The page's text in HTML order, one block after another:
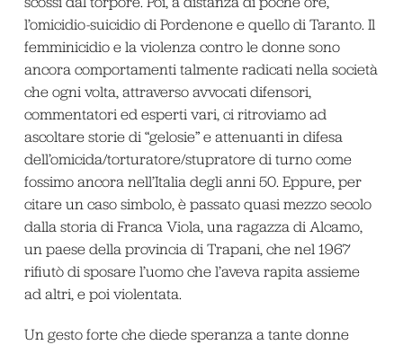
l’omicidio-suicidio di Pordenone e quello di Taranto. Il
femminicidio e la violenza contro le donne sono
ancora comportamenti talmente radicati nella società
che ogni volta, attraverso avvocati difensori,
commentatori ed esperti vari, ci ritroviamo ad
ascoltare storie di “gelosie” e attenuanti in difesa
dell’omicida/torturatore/stupratore di turno come
fossimo ancora nell’Italia degli anni 50. Eppure, per
citare un caso simbolo, è passato quasi mezzo secolo
dalla storia di Franca Viola, una ragazza di Alcamo,
un paese della provincia di Trapani, che nel 1967
rifiutò di sposare l’uomo che l’aveva rapita assieme
ad altri, e poi violentata.
Un gesto forte che diede speranza a tante donne